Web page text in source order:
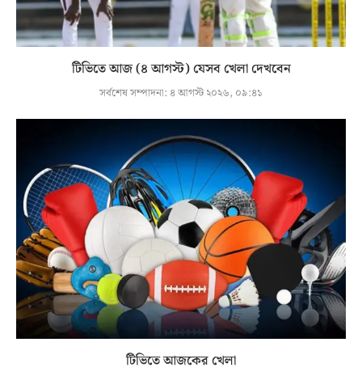
টিভিতে আজ (৪ আগস্ট) যেসব খেলা দেখবেন
সর্বশেষ সম্পাদনা: ৪ আগস্ট ২০২৬, ০৯:৪১
টিভিতে আজকের খেলা